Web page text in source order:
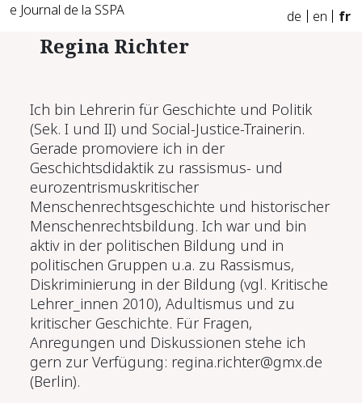
e Journal de la SSPA de en fr
Regina Richter
Ich bin Lehrerin für Geschichte und Politik
(Sek. I und II) und Social-Justice-Trainerin.
Gerade promoviere ich in der
Geschichtsdidaktik zu rassismus- und
eurozentrismuskritischer
Menschenrechtsgeschichte und historischer
Menschenrechtsbildung. Ich war und bin
aktiv in der politischen Bildung und in
politischen Gruppen u.a. zu Rassismus,
Diskriminierung in der Bildung (vgl. Kritische
Lehrer_innen 2010), Adultismus und zu
kritischer Geschichte. Für Fragen,
Anregungen und Diskussionen stehe ich
gern zur Verfügung: regina.richter@gmx.de
(Berlin).